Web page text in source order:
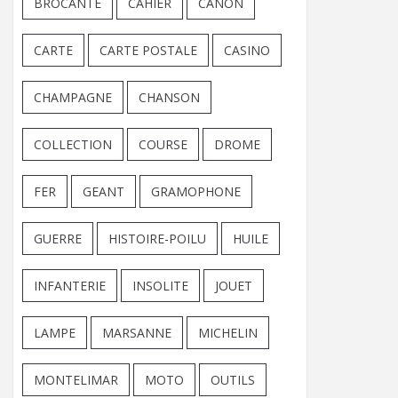
CARTE CARTE POSTALE CASINO
CHAMPAGNE CHANSON
COLLECTION COURSE DROME
FER GEANT GRAMOPHONE
GUERRE HISTOIRE-POILU HUILE
INFANTERIE INSOLITE JOUET
LAMPE MARSANNE MICHELIN
MONTELIMAR MOTO OUTILS